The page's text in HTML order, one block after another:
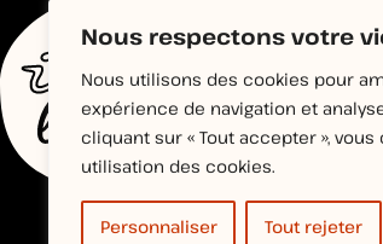
Nous respectons votre
Nous utilisons des cookies pour
expérience de navigation et
cliquant sur « Tout accepter »,
utilisation des cookies.
Personnaliser Tout rejeter
37000 TOURS